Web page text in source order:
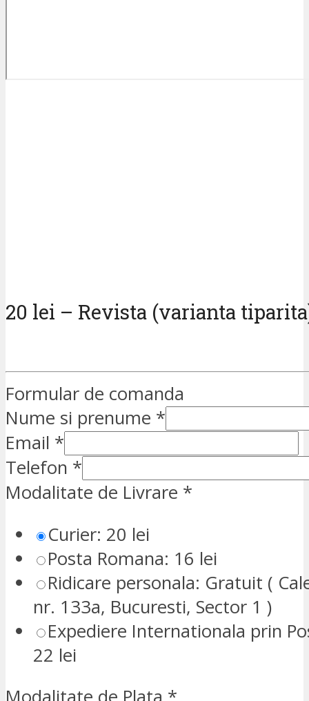
20 lei – Revista (varianta
Formular de comanda
Nume si prenume *
Email *
Telefon *
Modalitate de Livrare *
Curier: 20 lei
Posta Romana: 16 lei
Ridicare personala: Gratuit (
nr. 133a, Bucuresti, Sector 1 )
Expediere Internationala prin
22 lei